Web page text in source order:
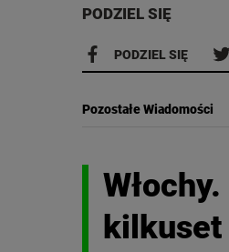
PODZIEL SIĘ
PODZIEL SIĘ
Pozostałe Wiadomości